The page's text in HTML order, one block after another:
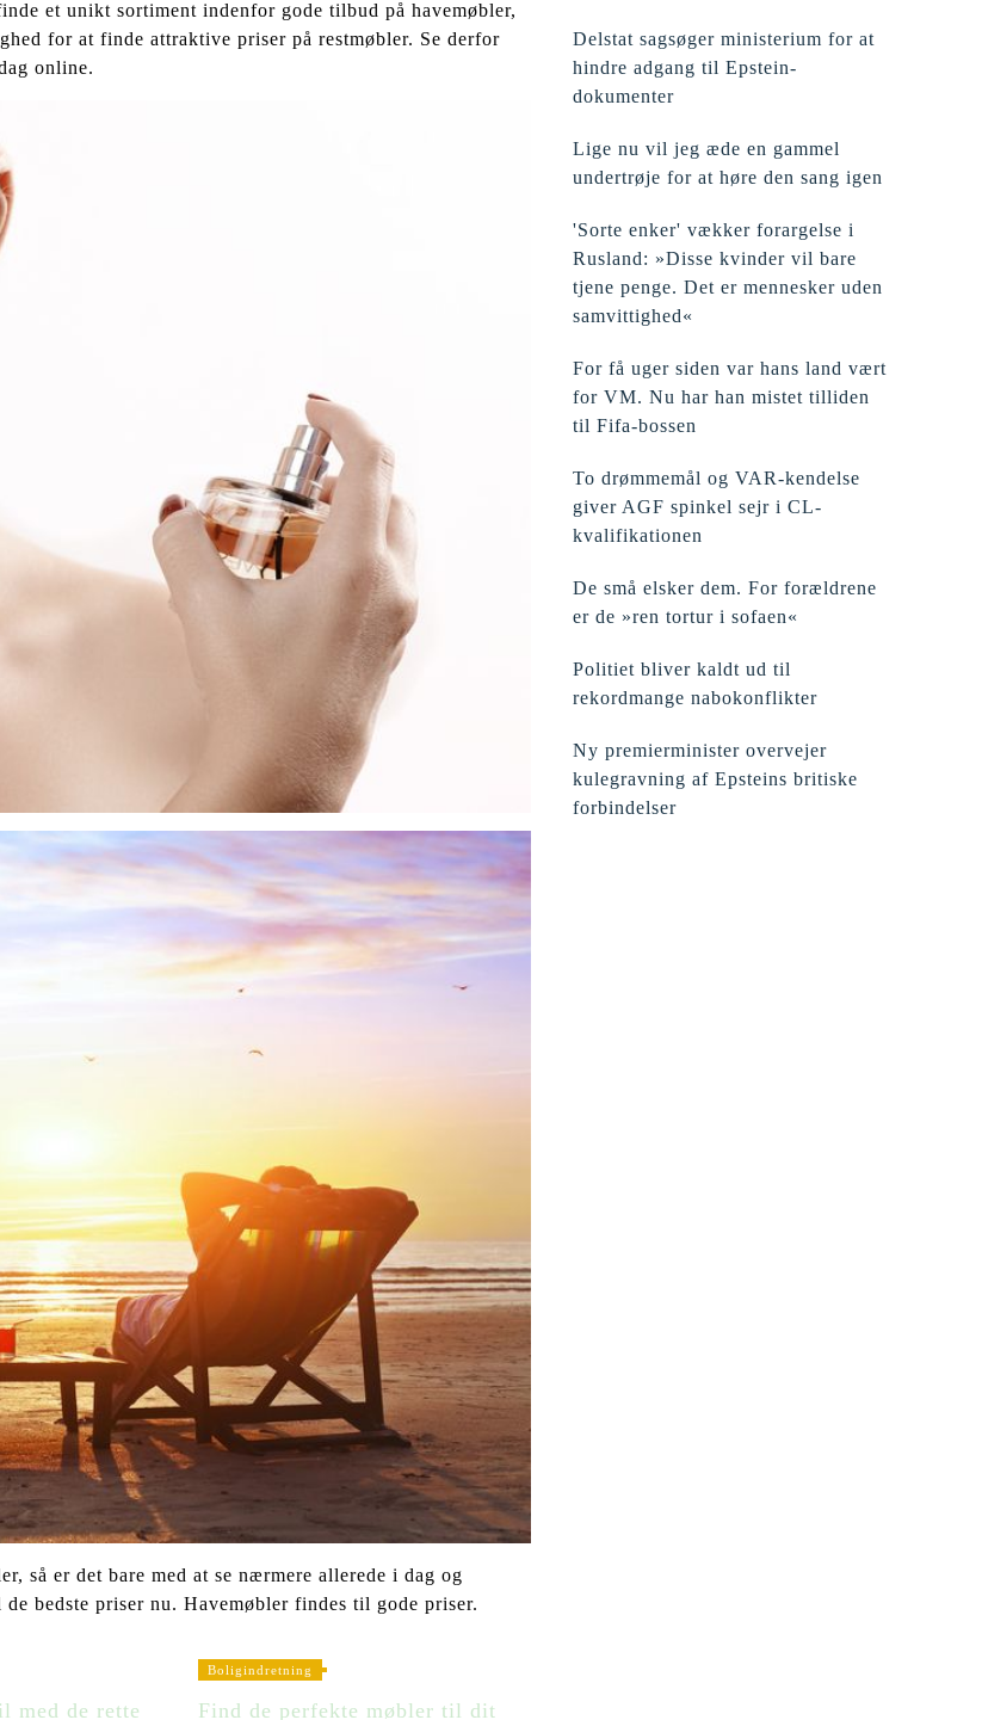
et unikt sortiment indenfor gode tilbud på havemøbler,
for at finde attraktive priser på restmøbler. Se derfor
online.
så er det bare med at se nærmere allerede i dag og
bedste priser nu. Havemøbler findes til gode priser.
med de rette
Boligindretning
Find de perfekte møbler til dit
Delstat sagsøger ministerium for at
hindre adgang til Epstein-
dokumenter
Lige nu vil jeg æde en gammel
undertrøje for at høre den sang igen
'Sorte enker' vækker forargelse i
Rusland: »Disse kvinder vil bare
tjene penge. Det er mennesker uden
samvittighed«
For få uger siden var hans land vært
for VM. Nu har han mistet tilliden
til Fifa-bossen
To drømmemål og VAR-kendelse
giver AGF spinkel sejr i CL-
kvalifikationen
De små elsker dem. For forældrene
er de »ren tortur i sofaen«
Politiet bliver kaldt ud til
rekordmange nabokonflikter
Ny premierminister overvejer
kulegravning af Epsteins britiske
forbindelser